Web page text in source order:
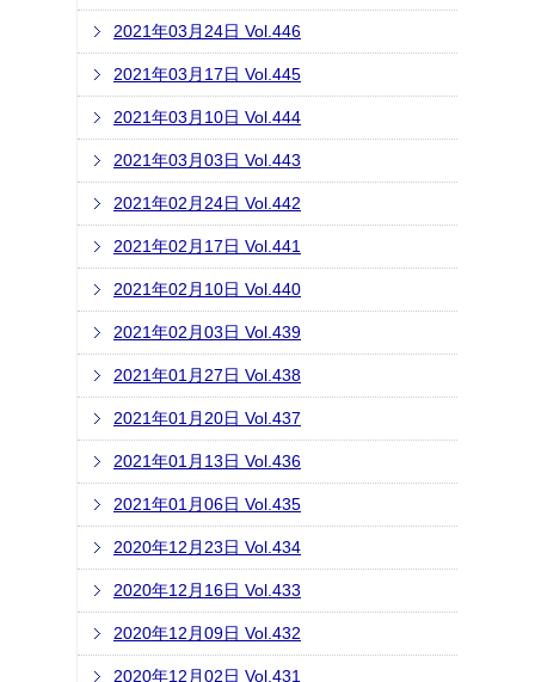
2021年03月24日 Vol.446
2021年03月17日 Vol.445
2021年03月10日 Vol.444
2021年03月03日 Vol.443
2021年02月24日 Vol.442
2021年02月17日 Vol.441
2021年02月10日 Vol.440
2021年02月03日 Vol.439
2021年01月27日 Vol.438
2021年01月20日 Vol.437
2021年01月13日 Vol.436
2021年01月06日 Vol.435
2020年12月23日 Vol.434
2020年12月16日 Vol.433
2020年12月09日 Vol.432
2020年12月02日 Vol.431